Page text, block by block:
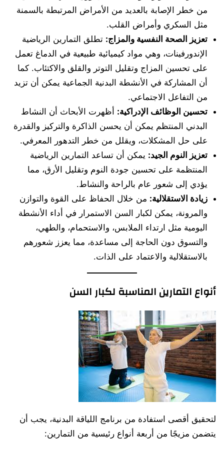
من خطر الإصابة بالعديد من الأمراض المرتبطة بالسمنة
مثل السكري وأمراض القلب.
تعزيز الصحة النفسية والمزاج: تطلق التمارين الرياضية
الإندورفينات، وهي مواد كيميائية طبيعية في الدماغ تعمل
على تحسين المزاج وتقليل التوتر والقلق والاكتئاب. كما
أن المشاركة في الأنشطة البدنية الجماعية يمكن أن تزيد
من التفاعل الاجتماعي.
تحسين الوظائف الإدراكية: أظهرت الأبحاث أن النشاط
البدني المنتظم يمكن أن يحسن الذاكرة والتركيز والقدرة
على حل المشكلات، ويقلل من خطر التدهور المعرفي.
تعزيز النوم الجيد: يمكن أن تساعد التمارين الرياضية
المنتظمة على تحسين جودة النوم وتقليل الأرق، مما
يؤدي إلى شعور عام بالراحة والنشاط.
زيادة الاستقلالية: من خلال الحفاظ على القوة والتوازن
والمرونة، يمكن لكبار السن الاستمرار في أداء الأنشطة
اليومية مثل ارتداء الملابس، والاستحمام، والطهي،
والتسوق دون الحاجة إلى مساعدة، مما يعزز شعورهم
بالاستقلالية والاعتماد على الذات.
أنواع التمارين المناسبة لكبار السن
لتحقيق أقصى استفادة من برنامج اللياقة البدنية، يجب أن
يتضمن مزيجًا من أربعة أنواع رئيسية من التمارين: